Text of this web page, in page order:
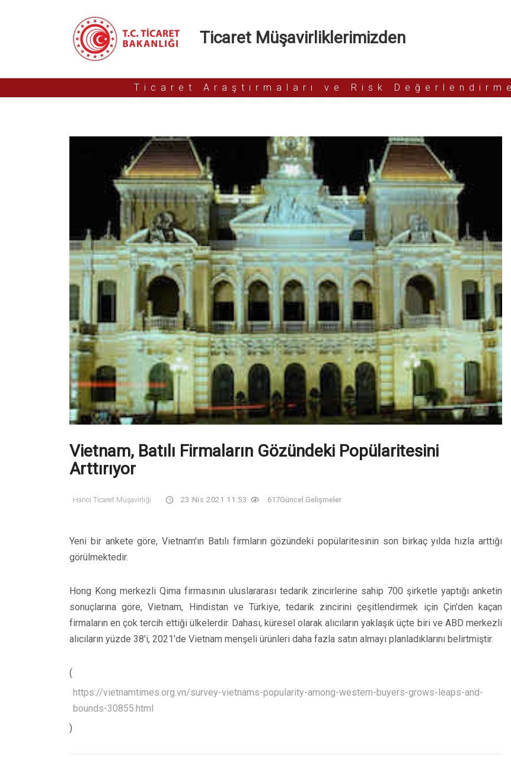
Ticaret Müşavirliklerimizden
Ticaret Araştırmaları ve Risk
Vietnam, Batılı Firmaların Gözündeki Popülaritesini
Arttırıyor
Hanoi Ticaret Müşavirliği 23 Nis 2021 11:53 617Güncel Gelişmeler
Yeni bir ankete göre, Vietnam'ın Batılı firmların gözündeki popülaritesinin son birkaç yılda hızla arttığı
görülmektedir.
Hong Kong merkezli Qima firmasının uluslararası tedarik zincirlerine sahip 700 şirketle yaptığı anketin
sonuçlarına göre, Vietnam, Hindistan ve Türkiye, tedarik zincirini çeşitlendirmek için Çin'den kaçan
firmaların en çok tercih ettiği ülkelerdir. Dahası, küresel olarak alıcıların yaklaşık üçte biri ve ABD merkezli
alıcıların yüzde 38'i, 2021'de Vietnam menşeli ürünleri daha fazla satın almayı planladıklarını belirtmiştir.
(
https://vietnamtimes.org.vn/survey-vietnams-popularity-among-western-buyers-grows-leaps-and-
bounds-30855.html
)